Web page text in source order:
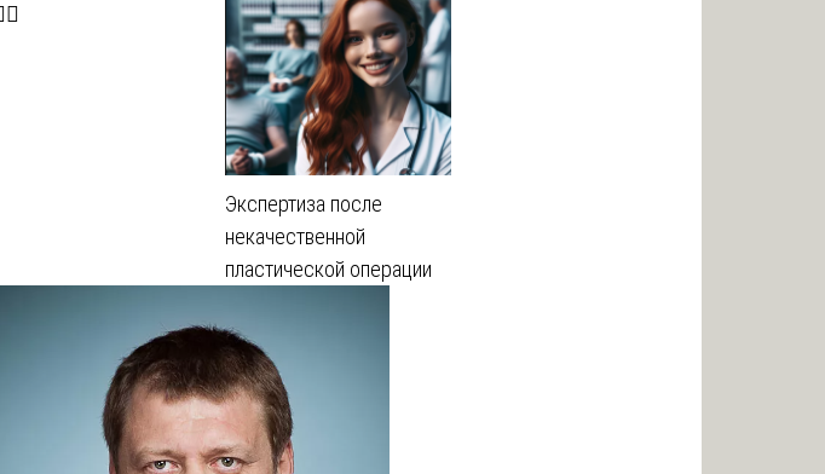
Экспертиза после
некачественной
пластической операции